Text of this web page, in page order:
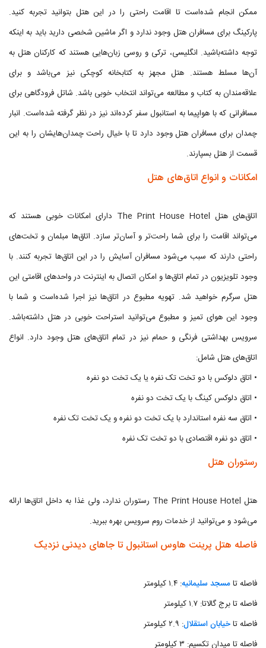
ممکن انجام شده‌است تا اقامت راحتی را در این هتل بتوانید تجربه کنید.
پارکینگ برای مسافران هتل وجود ندارد و اگر ماشین شخصی دارید باید به اینکه
توجه داشته‌باشید. انگلیسی، ترکی و روسی زبان‌هایی هستند که کارکنان هتل به
آن‌ها مسلط هستند. هتل مجهز به کتابخانه کوچکی نیز می‌باشد و برای
علاقه‌مندان به کتاب و مطالعه می‌تواند انتخاب خوبی باشد. شاتل فرودگاهی برای
مسافرانی که با هواپیما به استانبول سفر کرده‌اند نیز در نظر گرفته شده‌است. انبار
چمدان برای مسافران هتل وجود دارد تا با خیال راحت چمدان‌هایشان را به این
قسمت از هتل بسپارند.
امکانات و انواع اتاق‌های هتل
اتاق‌های هتل The Print House Hotel دارای امکانات خوبی هستند که
می‌تواند اقامت را برای شما راحت‌تر و آسان‌تر سازد. اتاق‌ها مبلمان و تخت‌های
راحتی دارند که سبب می‌شود مسافران آسایش را در این اتاق‌ها تجربه کنند. با
وجود تلویزیون در تمام اتاق‌ها و امکان اتصال به اینترنت در واحدهای اقامتی این
هتل سرگرم خواهید شد. تهویه مطبوع در اتاق‌ها نیز اجرا شده‌است و شما با
وجود این هوای تمیز و مطبوع می‌توانید استراحت خوبی در هتل داشته‌باشد.
سرویس بهداشتی فرنگی و حمام نیز در تمام اتاق‌های هتل وجود دارد. انواع
اتاق‌های هتل شامل:
• اتاق دلوکس با دو تخت تک نفره یا یک تخت دو نفره
• اتاق دلوکس کینگ با یک تخت دو نفره
• اتاق سه نفره استاندارد با یک تخت دو نفره و یک تخت تک نفره
• اتاق دو نفره اقتصادی با دو تخت تک نفره
رستوران هتل
هتل The Print House Hotel رستوران ندارد، ولی غذا به داخل اتاق‌ها ارائه
می‌شود و می‌توانید از خدمات روم سرویس بهره ببرید.
فاصله هتل پرینت هاوس استانبول تا جاهای دیدنی نزدیک
فاصله تامسجد سلیمانیه: ۱.۴ کیلومتر
فاصله تا برج گالاتا: ۱.۷ کیلومتر
فاصله تاخیابان استقلال: ۲.۹ کیلومتر
فاصله تا میدان تکسیم: ۳ کیلومتر